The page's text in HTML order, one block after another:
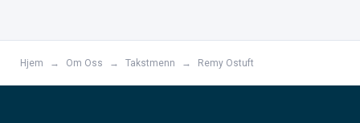
Hjem → Om Oss → Takstmenn → Remy Ostuft